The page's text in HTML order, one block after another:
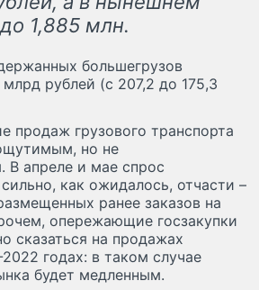
1,885 млн.
большегрузов
рублей (с 207,2 до 175,3
продаж грузового транспорта
но не
В апреле и мае спрос
как ожидалось, отчасти –
ранее заказов на
опережающие госзакупки
сказаться на продажах
годах: в таком случае
будет медленным.